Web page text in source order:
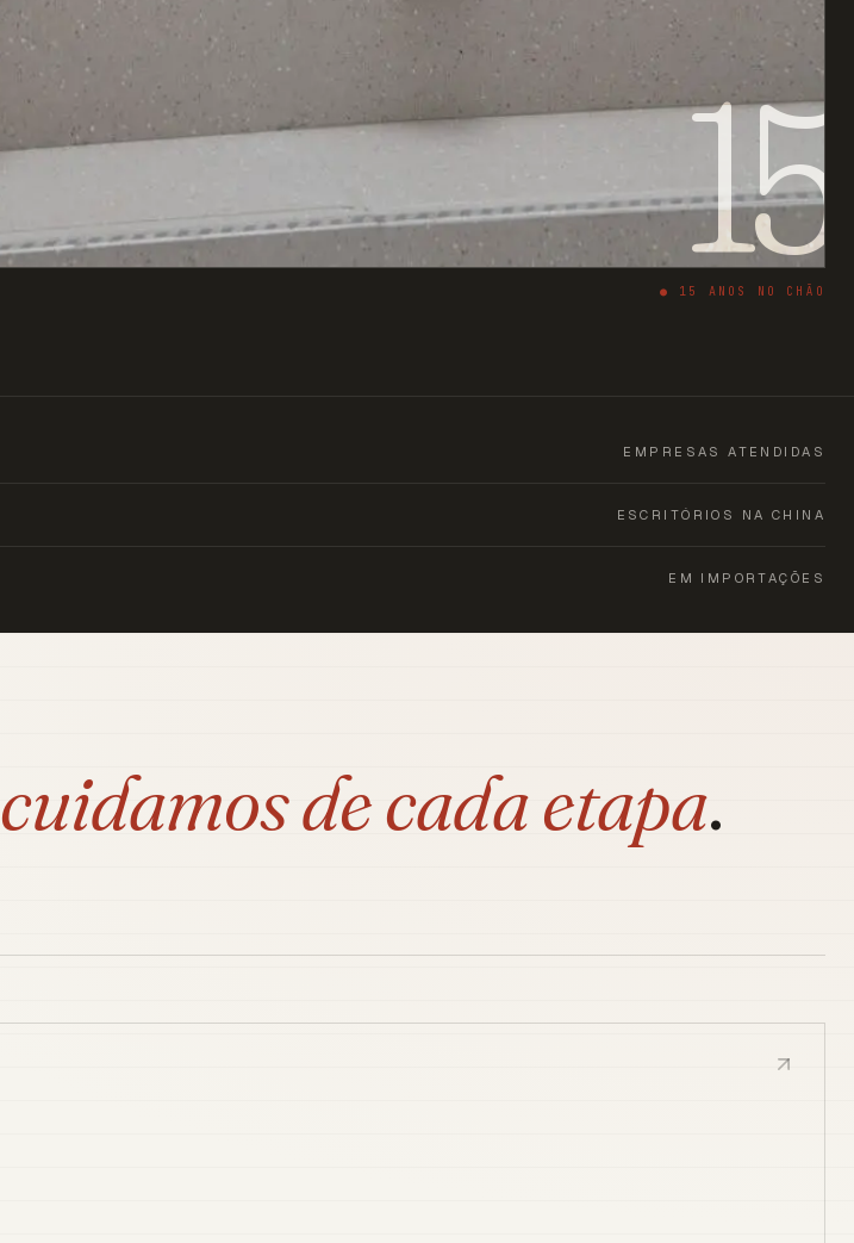
15
● 15 ANOS NO CHÃO
EMPRESAS ATENDIDAS
ESCRITÓRIOS NA CHINA
EM IMPORTAÇÕES
cuidamos de cada etapa.